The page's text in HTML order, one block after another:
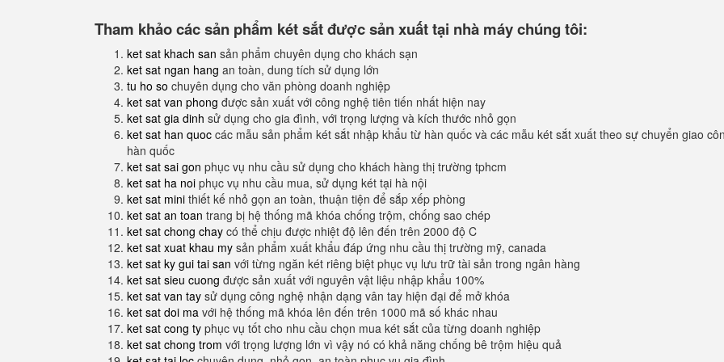
Tham khảo các sản phẩm két sắt được sản xuất tại nhà máy chúng tôi:
ket sat khach san sản phẩm chuyên dụng cho khách sạn
ket sat ngan hang an toàn, dung tích sử dụng lớn
tu ho so chuyên dụng cho văn phòng doanh nghiệp
ket sat van phong được sản xuất với công nghệ tiên tiến nhất hiện nay
ket sat gia dinh sử dụng cho gia đình, với trọng lượng và kích thước nhỏ gọn
ket sat han quoc các mẫu sản phẩm két sắt nhập khẩu từ hàn quốc và các mẫu két sắt xuất theo sự chuyển giao
hàn quốc
ket sat sai gon phục vụ nhu cầu sử dụng cho khách hàng thị trường tphcm
ket sat ha noi phục vụ nhu cầu mua, sử dụng két tại hà nội
ket sat mini thiết kế nhỏ gọn an toàn, thuận tiện để sắp xếp phòng
ket sat an toan trang bị hệ thống mã khóa chống trộm, chống sao chép
ket sat chong chay có thể chịu được nhiệt độ lên đến trên 2000 độ C
ket sat xuat khau my sản phẩm xuất khẩu đáp ứng nhu cầu thị trường mỹ, canada
ket sat ky gui tai san với từng ngăn két riêng biệt phục vụ lưu trữ tài sản trong ngân hàng
ket sat sieu cuong được sản xuất với nguyên vật liệu nhập khẩu 100%
ket sat van tay sử dụng công nghệ nhận dạng vân tay hiện đại để mở khóa
ket sat doi ma với hệ thống mã khóa lên đến trên 1000 mã số khác nhau
ket sat cong ty phục vụ tốt cho nhu cầu chọn mua két sắt của từng doanh nghiệp
ket sat chong trom với trọng lượng lớn vì vậy nó có khả năng chống bê trộm hiệu quả